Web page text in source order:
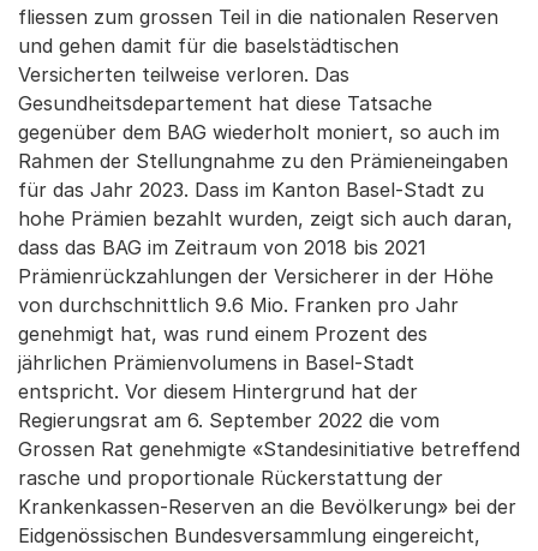
fliessen zum grossen Teil in die nationalen Reserven
und gehen damit für die baselstädtischen
Versicherten teilweise verloren. Das
Gesundheitsdepartement hat diese Tatsache
gegenüber dem BAG wiederholt moniert, so auch im
Rahmen der Stellungnahme zu den Prämieneingaben
für das Jahr 2023. Dass im Kanton Basel-Stadt zu
hohe Prämien bezahlt wurden, zeigt sich auch daran,
dass das BAG im Zeitraum von 2018 bis 2021
Prämienrückzahlungen der Versicherer in der Höhe
von durchschnittlich 9.6 Mio. Franken pro Jahr
genehmigt hat, was rund einem Prozent des
jährlichen Prämienvolumens in Basel-Stadt
entspricht. Vor diesem Hintergrund hat der
Regierungsrat am 6. September 2022 die vom
Grossen Rat genehmigte «Standesinitiative betreffend
rasche und proportionale Rückerstattung der
Krankenkassen-Reserven an die Bevölkerung» bei der
Eidgenössischen Bundesversammlung eingereicht,